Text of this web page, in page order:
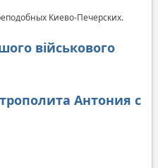
Киево-Печерских.
військового
Антония с